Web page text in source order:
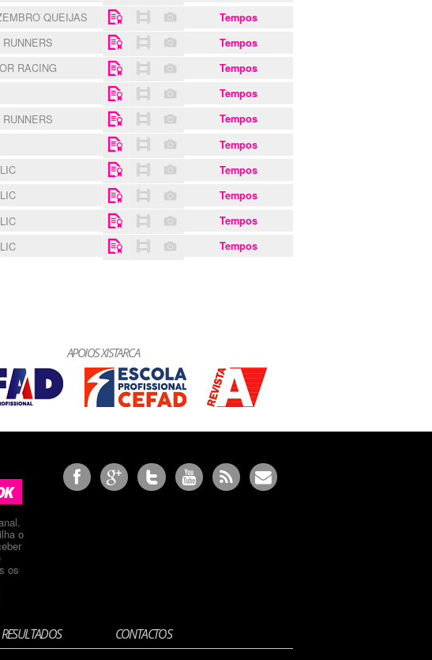
QUEIJAS Tempos
Tempos
RACING Tempos
Tempos
Tempos
Tempos
Tempos
Tempos
Tempos
Tempos
APOIOS XISTARCA
o
os
RESULTADOS CONTACTOS